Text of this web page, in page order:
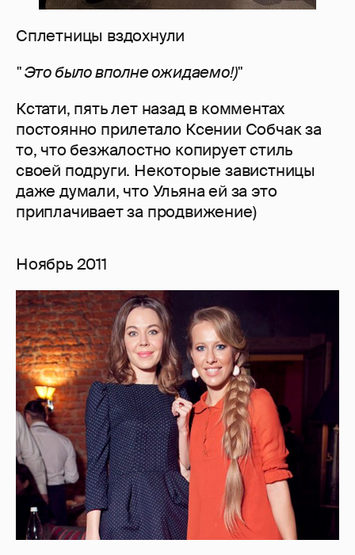
Сплетницы вздохнули
" Это было вполне ожидаемо!)"
Кстати, пять лет назад в комментах
постоянно прилетало Ксении Собчак за
то, что безжалостно копирует стиль
своей подруги. Некоторые завистницы
даже думали, что Ульяна ей за это
приплачивает за продвижение)
Ноябрь 2011